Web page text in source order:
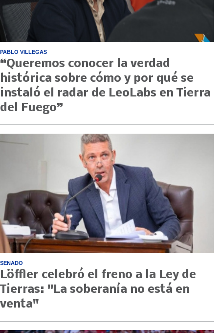
PABLO VILLEGAS
“Queremos conocer la verdad
histórica sobre cómo y por qué se
instaló el radar de LeoLabs en Tierra
del Fuego”
SENADO
Löffler celebró el freno a la Ley de
Tierras: "La soberanía no está en
venta"